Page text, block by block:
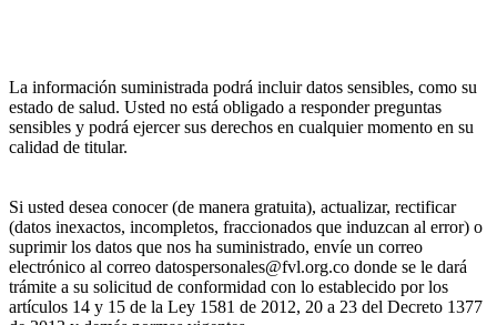
La información suministrada podrá incluir datos sensibles, como su
estado de salud. Usted no está obligado a responder preguntas
sensibles y podrá ejercer sus derechos en cualquier momento en su
calidad de titular.
Si usted desea conocer (de manera gratuita), actualizar, rectificar
(datos inexactos, incompletos, fraccionados que induzcan al error) o
suprimir los datos que nos ha suministrado, envíe un correo
electrónico al correo datospersonales@fvl.org.co donde se le dará
trámite a su solicitud de conformidad con lo establecido por los
artículos 14 y 15 de la Ley 1581 de 2012, 20 a 23 del Decreto 1377